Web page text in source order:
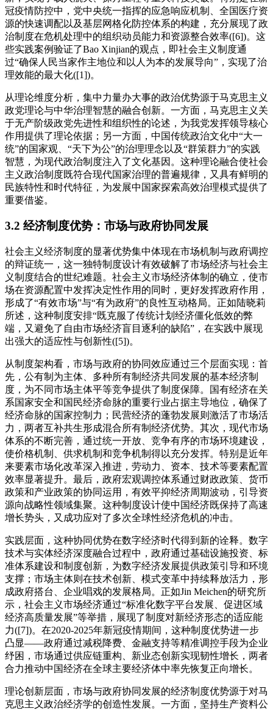
冠疫情防控中，党中央统一指挥的应急响应机制、全国医疗资
源的快速调配以及基层网格化防控体系的构建，充分展现了政
治制度在危机处理中的组织动员能力和资源整合效率([6])。这
些实践案例验证了Bao Xinjian的观点，即社会主义制度通
过“确保人民当家作主地位和以人为本的发展导向”，实现了治
理效能的最大化([1])。
从理论维度分析，集中力量办大事的政治优势源于马克思主义
政党理论与中华治理智慧的融合创新。一方面，马克思主义关
于无产阶级政党先进性和组织性的论述，为我党发挥领导核心
作用提供了理论依据；另一方面，中国传统政治文化中“大一
统”的国家观、“天下为公”的治理理念以及“群策群力”的实践
智慧，为现代政治制度注入了文化基因。这种理论融合使社会
主义政治制度既符合现代国家治理的普遍规律，又具有鲜明的
民族特性和时代特征，为发展中国家探索高效治理模式提供了
重要借鉴。
3.2 经济制度优势：市场与政府协同发展
社会主义经济制度的显著优势集中体现在市场机制与政府调控
的辩证统一，这一独特制度设计有效破解了市场经济与社会主
义制度结合的世纪难题。社会主义市场经济体制的确立，使市
场在资源配置中发挥决定性作用的同时，更好发挥政府作用，
形成了“有效市场”与“有为政府”的良性互动格局。正如陆晓莉
所述，这种制度安排“既克服了传统计划经济僵化低效的弊
端，又避免了自由市场经济盲目逐利的缺陷”，在实践中展现
出强大的适应性与创新性([5])。
从制度架构看，市场与政府的协同效应通过三个层面实现：首
先，公有制为主体、多种所有制经济共同发展的基本经济制
度，为不同市场主体平等竞争提供了制度保障。国有经济在关
系国家安全和国民经济命脉的重要行业占据主导地位，确保了
经济命脉的国家控制力；民营经济的蓬勃发展则激活了市场活
力，两者互补共生形成混合所有制经济优势。其次，现代市场
体系的不断完善，通过统一开放、竞争有序的市场环境建设，
使价格机制、供求机制和竞争机制得以充分发挥。特别是近年
来要素市场化改革深入推进，劳动力、资本、技术等要素配置
效率显著提升。最后，政府宏观调控体系通过财政政策、货币
政策和产业政策的协同运用，有效平抑经济周期波动，引导资
源向战略性领域集聚。这种制度设计使中国经济既保持了高速
增长势头，又成功应对了多次全球性经济危机的冲击。
实践层面，这种协同优势在数字经济时代得到新的诠释。数字
技术与实体经济深度融合过程中，政府通过基础设施投资、标
准体系建设和制度创新，为数字经济发展提供政策引导和环境
支撑；市场主体则在技术创新、模式变革中持续释放活力，形
成政府搭台、企业唱戏的发展格局。正如Jin Meichen的研究所
示，社会主义市场经济通过“标准化数字平台发展、促进区域
经济高质量发展”等举措，展现了制度对新经济形态的适应能
力([7])。在2020-2025年新冠疫情期间，这种制度优势进一步
凸显——政府通过减税降费、金融支持等精准调控手段为企业
纾困，市场通过供应链重构、新业态创新实现韧性增长，两者
合力推动中国经济在全球主要经济体中率先恢复正向增长。
理论创新层面，市场与政府协同发展的经济制度优势源于对马
克思主义政治经济学的创造性发展。一方面，坚持生产资料公